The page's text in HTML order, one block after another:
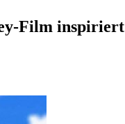
Film inspiriert